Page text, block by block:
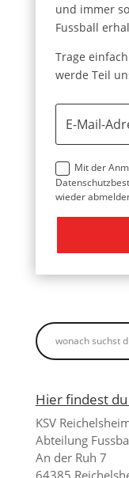
und immer
Fussball
Trage
werde Teil
Mit der
wieder
Hier findest
KSV
Abteilung
An der Ruh 7
64385